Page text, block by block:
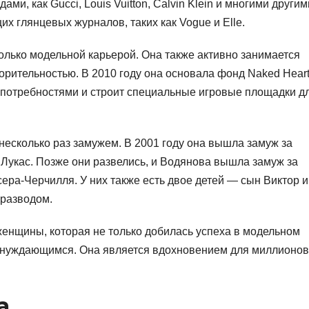
как Gucci, Louis Vuitton, Calvin Klein и многими
глянцевых журналов, таких как Vogue и Elle.
модельной карьерой. Она также активно занимается
В 2010 году она основала фонд Naked Heart
и строит специальные игровые площадки
раз замужем. В 2001 году она вышла замуж за
Позже они развелись, и Водянова вышла замуж за
Черчилля. У них также есть двое детей — сын Виктор
которая не только добилась успеха в модельном
Она является вдохновением для миллионов